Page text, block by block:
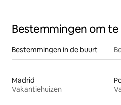
Bestemmingen om
Bestemmingen in de buurt
Madrid
Vakantiehuizen